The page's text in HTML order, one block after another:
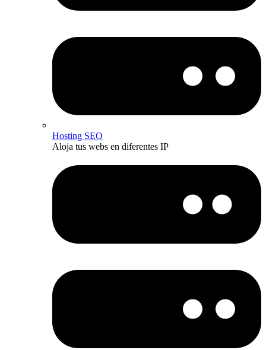
Hosting SEO
Aloja tus webs en diferentes IP